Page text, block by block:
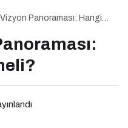
Panoraması: Hangi